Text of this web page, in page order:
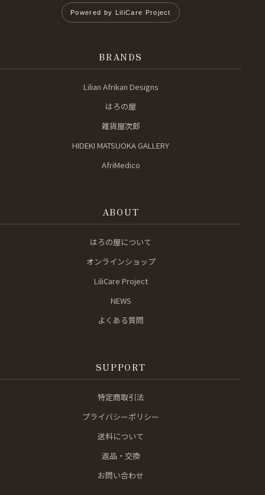
Powered by LiliCare Project
BRANDS
Lilian Afrikan Designs
はろの屋
雑貨屋次郎
HIDEKI MATSUOKA GALLERY
AfriMedico
ABOUT
はろの屋について
オンラインショップ
LiliCare Project
NEWS
よくある質問
SUPPORT
特定商取引法
プライバシーポリシー
送料について
返品・交換
お問い合わせ